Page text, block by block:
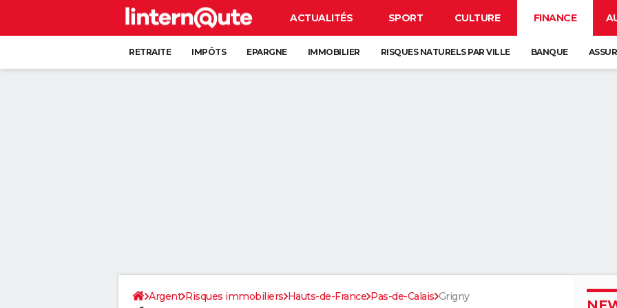
ACTUALITÉS SPORT CULTURE FINANCE
RETRAITE IMPÔTS EPARGNE IMMOBILIER RISQUES NATURELS PAR VILLE BANQUE
Argent Risques immobiliers Hauts-de-France Pas-de-Calais Grigny